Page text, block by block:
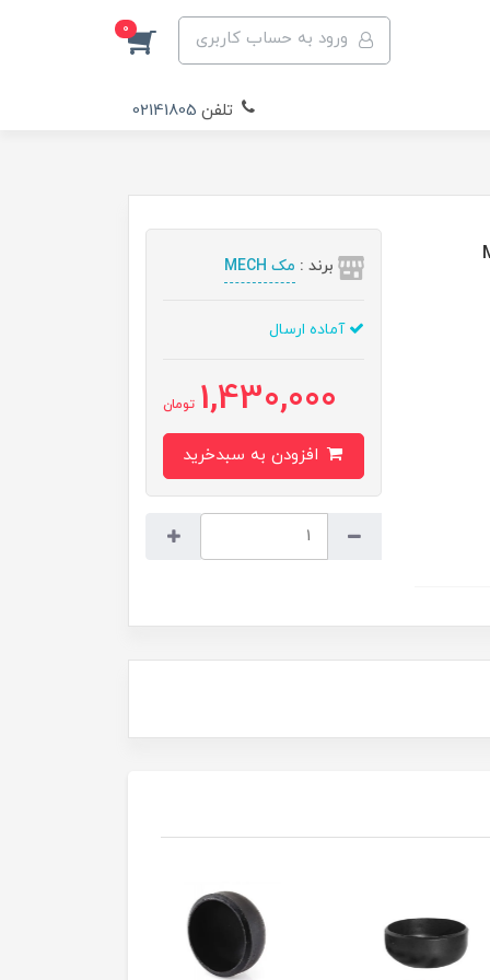
ورود به حساب کاربری 0
تلفن 02141805
برند : مک MECH
آماده ارسال
1,430,000 تومان